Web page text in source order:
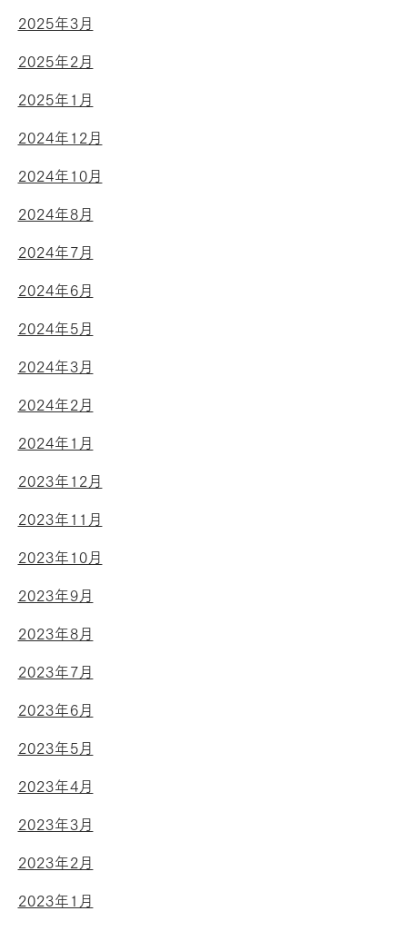
2025年3月
2025年2月
2025年1月
2024年12月
2024年10月
2024年8月
2024年7月
2024年6月
2024年5月
2024年3月
2024年2月
2024年1月
2023年12月
2023年11月
2023年10月
2023年9月
2023年8月
2023年7月
2023年6月
2023年5月
2023年4月
2023年3月
2023年2月
2023年1月